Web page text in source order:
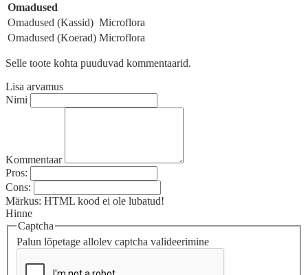
Omadused
Omadused (Kassid) Microflora
Omadused (Koerad) Microflora
Selle toote kohta puuduvad kommentaarid.
Lisa arvamus
Nimi
Kommentaar
Pros:
Cons:
Märkus: HTML kood ei ole lubatud!
Hinne
Captcha
Palun lõpetage allolev captcha valideerimine